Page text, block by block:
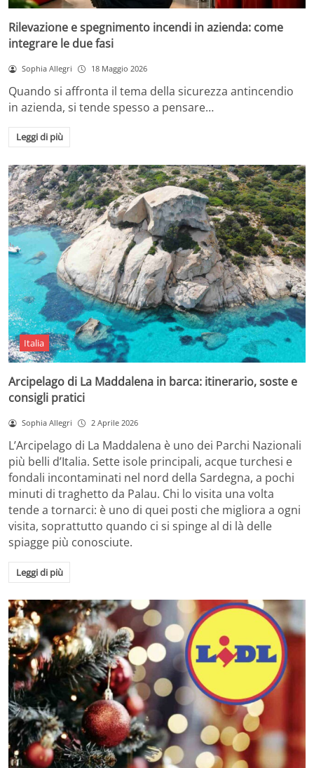
Rilevazione e spegnimento incendi in azienda: come
integrare le due fasi
Sophia Allegri 18 Maggio 2026
Quando si affronta il tema della sicurezza antincendio
in azienda, si tende spesso a pensare…
Leggi di più
Italia
Arcipelago di La Maddalena in barca: itinerario, soste e
consigli pratici
Sophia Allegri 2 Aprile 2026
L’Arcipelago di La Maddalena è uno dei Parchi Nazionali
più belli d’Italia. Sette isole principali, acque turchesi e
fondali incontaminati nel nord della Sardegna, a pochi
minuti di traghetto da Palau. Chi lo visita una volta
tende a tornarci: è uno di quei posti che migliora a ogni
visita, soprattutto quando ci si spinge al di là delle
spiagge più conosciute.
Leggi di più